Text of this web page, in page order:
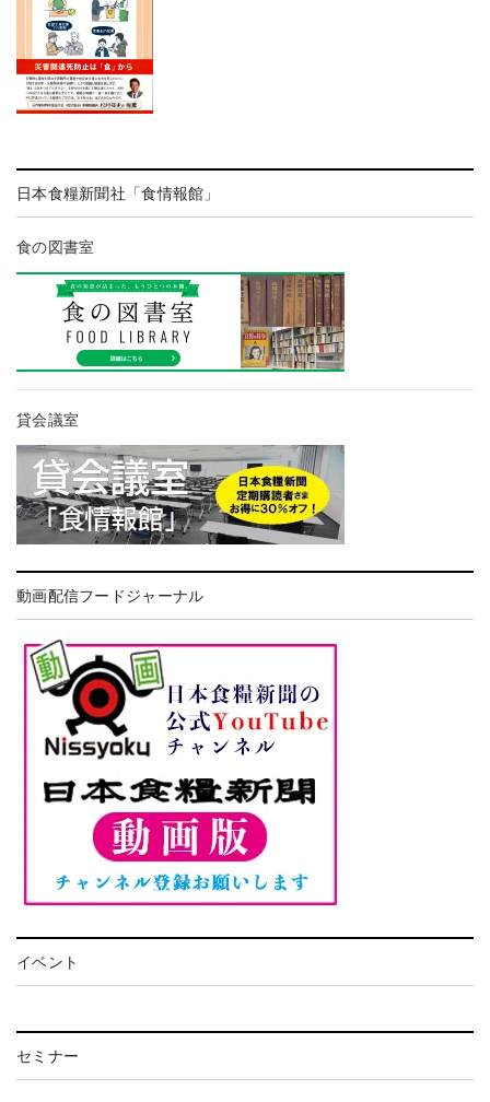
日本食糧新聞社「食情報館」
食の図書室
貸会議室
動画配信フードジャーナル
イベント
セミナー